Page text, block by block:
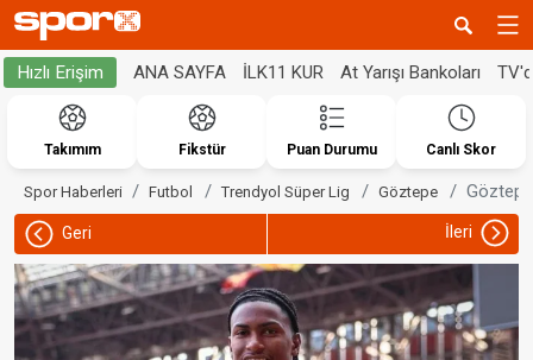
Hızlı Erişim ANA SAYFA İLK11 KUR At Yarışı Bankoları
Takımım Fikstür Puan Durumu Canlı Skor
Spor Haberleri Futbol Trendyol Süper Lig Göztepe
Geri İleri